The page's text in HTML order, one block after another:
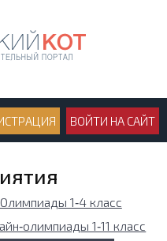
ВОЙТИ НА САЙТ
Олимпиады 1‑4 класс
1‑11 класс